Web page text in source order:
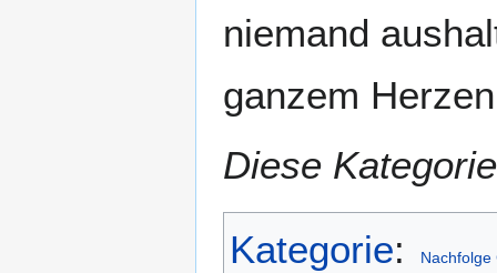
niemand
ganzem
Diese
Kategorie: Nachfolge